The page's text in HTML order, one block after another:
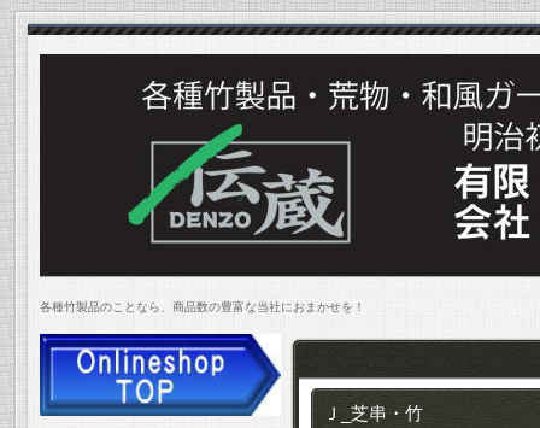
各種竹製品のことなら、商品数の豊富な当社におまかせを！
Ｊ_芝串・竹